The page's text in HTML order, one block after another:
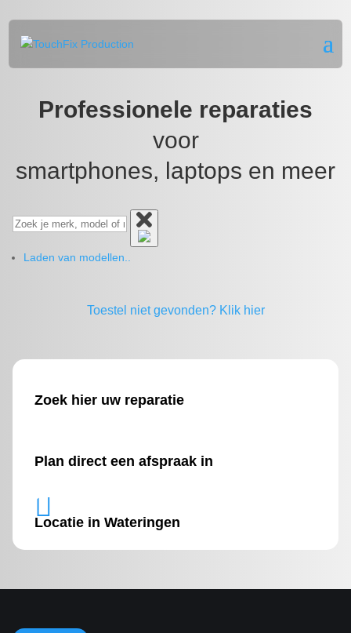
Professionele reparaties
voor
smartphones, laptops en meer
Laden van modellen..
Toestel niet gevonden? Klik hier
Zoek hier uw reparatie
Plan direct een afspraak in

Locatie in Wateringen